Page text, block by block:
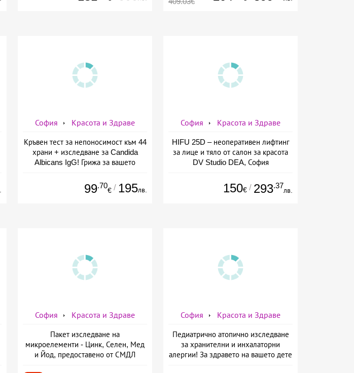
София Красота и Здраве
Кръвен тест за непоносимост към 44
храни + изследване за Candida
Albicans IgG! Грижа за вашето
99.70
€ / 195лв.
София Красота и Здраве
HIFU 25D – неоперативен лифтинг
за лице и тяло от салон за красота
DV Studio DEA, София
150€ / 293.37
лв.
София Красота и Здраве
Пакет изследване на
микроелементи - Цинк, Селен, Мед
и Йод, предоставено от СМДЛ
София Красота и Здраве
Педиатрично атопично изследване
за хранителни и инхалаторни
алергии! За здравето на вашето дете